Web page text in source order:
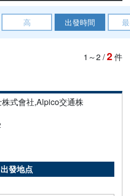
高 出發時間
1～2/2件
式會社,Alpico交通株
出發地点